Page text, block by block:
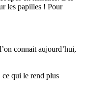
les papilles ! Pour
connait aujourd’hui,
ce qui le rend plus